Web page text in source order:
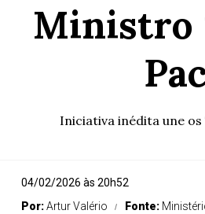
Ministro
Iniciativa inédita une
04/02/2026 às 20h52
Por:Artur Valério Fonte: